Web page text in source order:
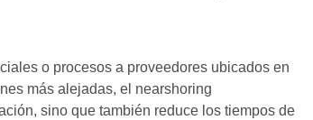
o procesos a proveedores ubicados en
más alejadas, el nearshoring
sino que también reduce los tiempos de